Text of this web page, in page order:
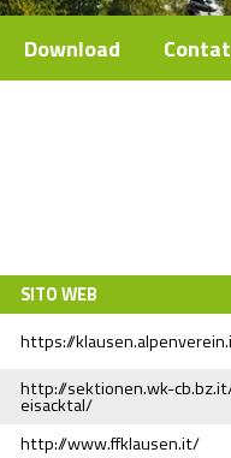
Download
SITO WEB
https://
http://sektionen.wk-
eisacktal/
http://www.ffklausen.it/